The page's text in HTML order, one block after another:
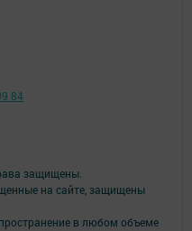
защищены.
на сайте, защищены
в любом объеме
84